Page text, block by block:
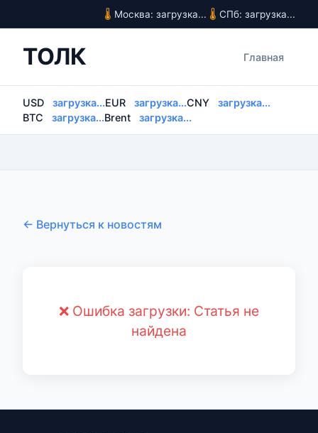
Москва: загрузка... СПб: загрузка...
ТОЛК Главная
USD загрузка...EUR загрузка...CNY
загрузка...
BTC
загрузка...Brent загрузка...
← Вернуться к новостям
❌ Ошибка загрузки: Статья не
найдена